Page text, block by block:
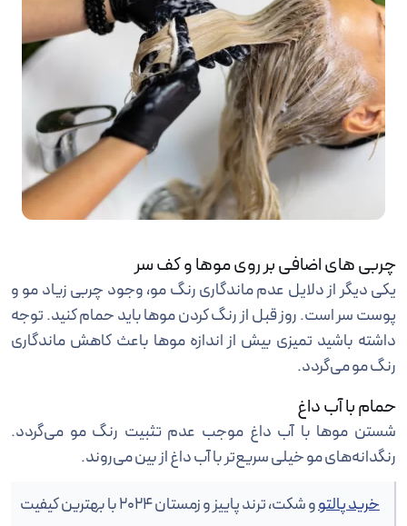
چربی های اضافی بر روی موها و کف سر
یکی دیگر از دلایل عدم ماندگاری رنگ مو، وجود چربی زیاد مو و
پوست سر است. روز قبل از رنگ کردن موها باید حمام کنید. توجه
داشته باشید تمیزی بیش از اندازه موها باعث کاهش ماندگاری
رنگ مو می‌گردد.
حمام با آب داغ
شستن موها با آب داغ موجب عدم تثبیت رنگ مو می‌گردد.
رنگدانه‌های مو خیلی سریع‌تر با آب داغ از بین می‌روند.
خرید پالتوو شکت، ترند پاییز و زمستان 2024 با بهترین کیفیت